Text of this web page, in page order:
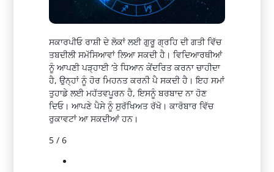
ਸਕਾਰਪੀਓ ਰਾਸ਼ੀ ਦੇ ਲੋਕਾਂ ਲਈ ਗੁਰੂ ਗ੍ਰਹਿ ਦੀ ਗਤੀ ਵਿੱਚ
ਤਬਦੀਲੀ ਸਮੱਸਿਆਵਾਂ ਲਿਆ ਸਕਦੀ ਹੈ। ਵਿਦਿਆਰਥੀਆਂ
ਨੂੰ ਆਪਣੀ ਪੜ੍ਹਾਈ ‘ਤੇ ਧਿਆਨ ਕੇਂਦਰਿਤ ਕਰਨਾ ਚਾਹੀਦਾ
ਹੈ, ਉਨ੍ਹਾਂ ਨੂੰ ਹੋਰ ਮਿਹਨਤ ਕਰਨੀ ਪੈ ਸਕਦੀ ਹੈ। ਇਹ ਸਮਾਂ
ਤੁਹਾਡੇ ਲਈ ਮਹੱਤਵਪੂਰਨ ਹੈ, ਇਸਨੂੰ ਬਰਬਾਦ ਨਾ ਹੋਣ
ਦਿਓ। ਆਪਣੇ ਪੈਸੇ ਨੂੰ ਸੁਰੱਖਿਅਤ ਰੱਖੋ। ਕਾਰੋਬਾਰ ਵਿੱਚ
ਰੁਕਾਵਟਾਂ ਆ ਸਕਦੀਆਂ ਹਨ।
5 / 6